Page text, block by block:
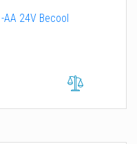
AA 24V Becool